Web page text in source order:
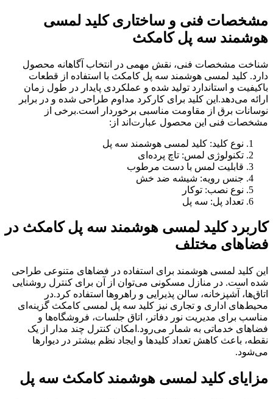
مشخصات فنی و ساختاری کلید لمسی
هوشمند سه پل کامکث
شناخت مشخصات فنی، نقش مهمی در انتخاب آگاهانه محصول
دارد. کلید لمسی هوشمند سه پل کامکث با استفاده از قطعات
باکیفیت و استاندارد تولید شده و عملکردی پایدار در طول زمان
ارائه می‌دهد.این کلید برای کارکرد مداوم طراحی شده و در برابر
نوسانات برق از مقاومت مناسبی برخوردار است.برخی از
مشخصات فنی این محصول عبارت‌اند از:
نوع کلید: کلید لمسی هوشمند سه پل
تکنولوژی لمس: تاچ پرده‌ای
قابلیت لمس با دست مرطوب
جنس رویه: شیشه ضد خش
نوع نصب: توکار
تعداد پل: سه پل
کاربرد کلید لمسی هوشمند سه پل کامکث در
فضاهای مختلف
این کلید لمسی هوشمند برای استفاده در فضاهای متنوعی طراحی
شده است. در منازل مسکونی می‌توان از آن برای کنترل روشنایی
اتاق‌ها، آشپزخانه، سالن پذیرایی و راهروها استفاده کرد.در
محیط‌های اداری و تجاری نیز کلید سه پل لمسی کامکث گزینه‌ای
مناسب برای مدیریت نور دفاتر، اتاق جلسات، فروشگاه‌ها و
فضاهای خدماتی به شمار می‌رود.امکان کنترل چند مدار از یک
نقطه، باعث کاهش تعداد کلیدها و ایجاد نظم بیشتر در دیوارها
می‌شود.
مزایای کلید لمسی هوشمند کامکث سه پل